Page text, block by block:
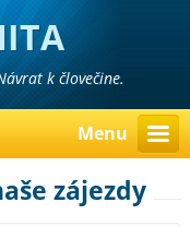
k človečine.
Menu
zájezdy